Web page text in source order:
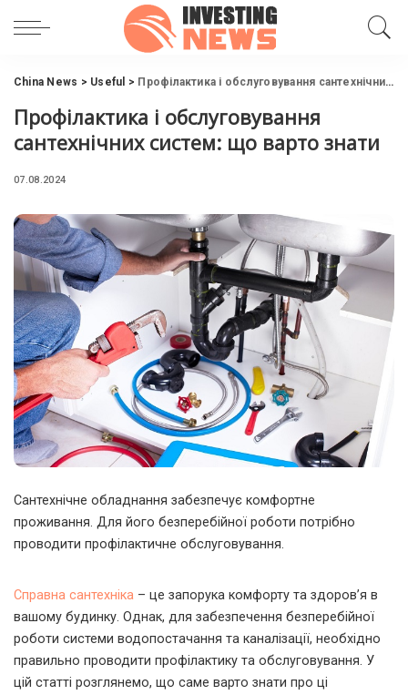
China News > Useful > Профілактика і обслуговування сантехнічних систем: що варто знати
Профілактика і обслуговування
сантехнічних систем: що варто знати
07.08.2024
Сантехнічне обладнання забезпечує комфортне
проживання. Для його безперебійної роботи потрібно
проводити профілактичне обслуговування.
Справна сантехніка – це запорука комфорту та здоров’я в
вашому будинку. Однак, для забезпечення безперебійної
роботи системи водопостачання та каналізації, необхідно
правильно проводити профілактику та обслуговування. У
цій статті розглянемо, що саме варто знати про ці